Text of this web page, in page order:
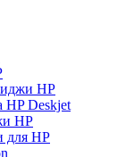
HP
HP Deskjet
HP
для HP